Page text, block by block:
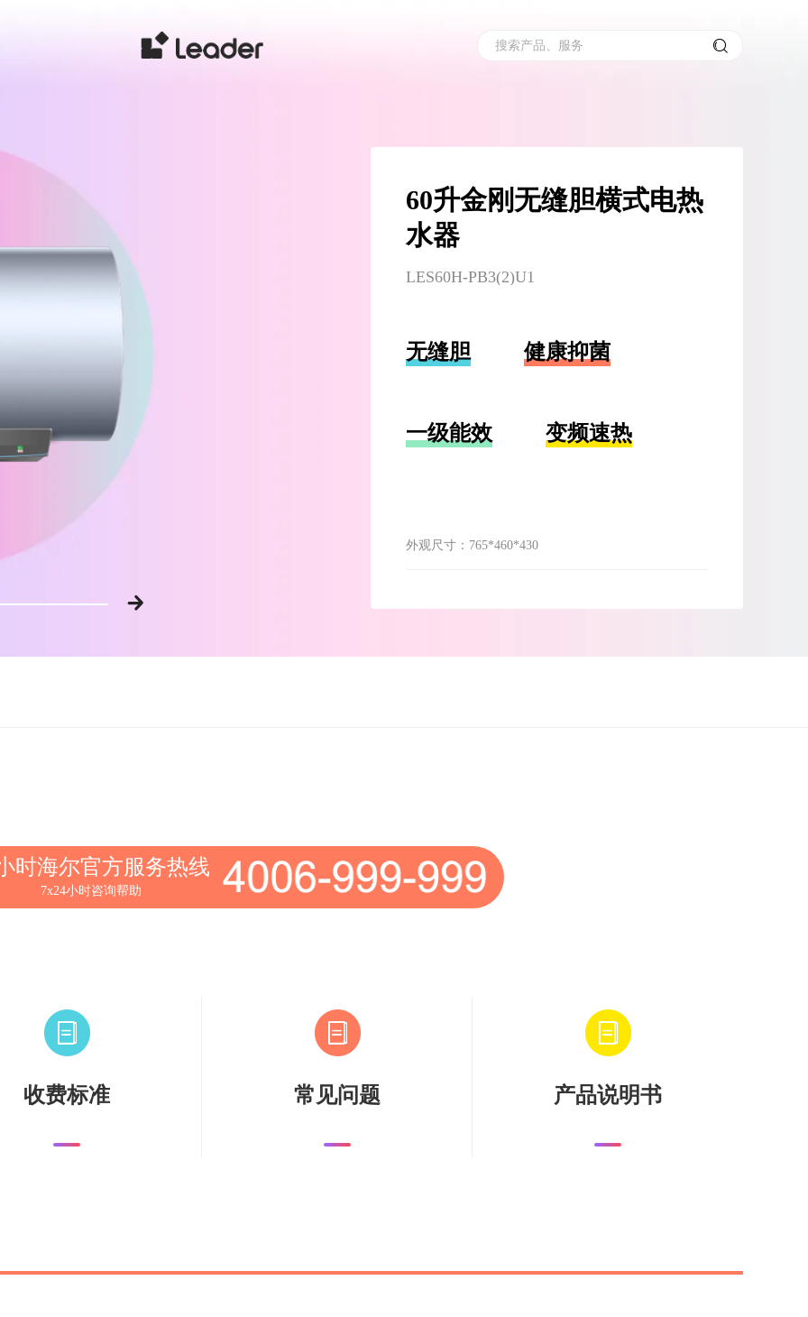
搜索产品、服务
60升金刚无缝胆横式电热
水器
LES60H-PB3(2)U1
无缝胆 健康抑菌
一级能效 变频速热
外观尺寸： 765*460*430
时海尔官方服务热线
7x24小时咨询帮助
收费标准 常见问题 产品说明书